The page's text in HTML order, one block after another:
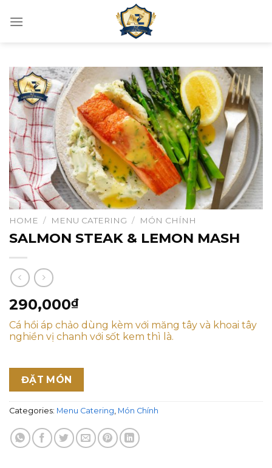
HOME / MENU CATERING / MÓN CHÍNH
SALMON STEAK & LEMON MASH
290,000₫
Cá hồi áp chảo dùng kèm với măng tây và khoai tây
nghiền vị chanh với sốt kem thì là.
ĐẶT MÓN
Categories: Menu Catering Món Chính